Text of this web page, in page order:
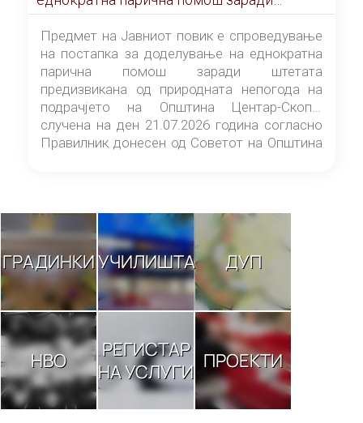
штетата предизвикана од природната
непогода на подрачјето на Општина
Центар-Скопје случена на ден 21.07.2026
година
Предмет на Јавниот повик е спроведување
на постапка за доделување на еднократна
парична помош заради штетата
предизвикана од природната непогода на
подрачјето на Општина Центар-Скопје
случена на ден 21.07.2026 година согласно
Правилник донесен од Советот на Општина
ГРАДИНКИУЧИЛИШТА ДУП
НВО
РЕГИСТАР
НА УСЛУГИ ПРОЕКТИ